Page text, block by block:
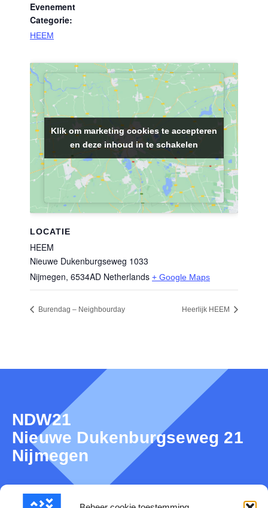
Evenement
Categorie:
HEEM
LOCATIE
HEEM
Nieuwe Dukenburgseweg 1033
Nijmegen, 6534AD Netherlands + Google Maps
Klik om marketing cookies te accepteren
en deze inhoud in te schakelen
Klik om marketing cookies te accepteren
en deze inhoud in te schakelen
Burendag – Neighbourday Heerlijk HEEM
NDW21
Nieuwe Dukenburgseweg 21
Nijmegen